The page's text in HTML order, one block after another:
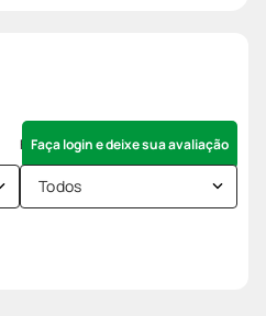
Faça login e deixe sua avaliação
Todos